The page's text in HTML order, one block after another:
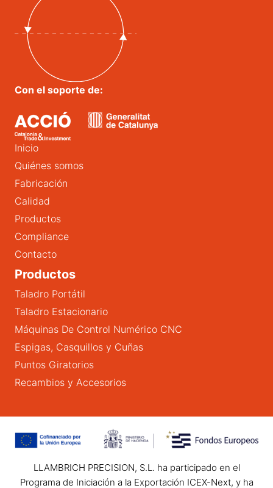
Con el soporte de:
Inicio
Quiénes somos
Fabricación
Calidad
Productos
Compliance
Contacto
Productos
Taladro Portátil
Taladro Estacionario
Máquinas De Control Numérico CNC
Espigas, Casquillos y Cuñas
Puntos Giratorios
Recambios y Accesorios
LLAMBRICH PRECISION, S.L. ha participado en el
Programa de Iniciación a la Exportación ICEX-Next, y ha